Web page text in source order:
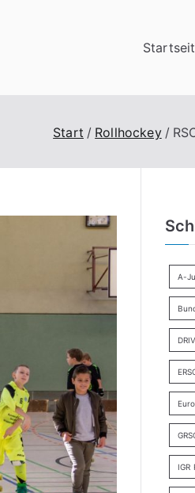
Start Rollhockey
A-
IGR